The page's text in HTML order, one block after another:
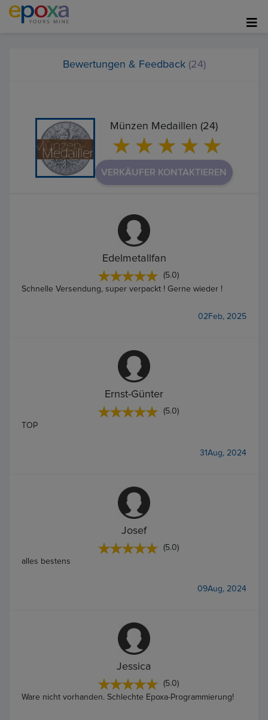
Bewertungen & Feedback (24)
Münzen Medaillen (24)
VERKÄUFER KONTAKTIEREN
Edelmetallfan
(5.0)
Schnelle Versendung, super verpackt ! Gerne wieder !
02Feb, 2025
Ernst-Günter
(5.0)
TOP
31Aug, 2024
Josef
(5.0)
alles bestens
09Aug, 2024
Jessica
(5.0)
Ware nicht vorhanden. Schlechte Epoxa-Programmierung!